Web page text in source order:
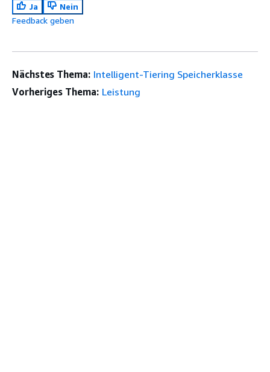
Ja
Nein
Feedback geben
Nächstes Thema: Intelligent-Tiering Speicherklasse
Vorheriges Thema: Leistung